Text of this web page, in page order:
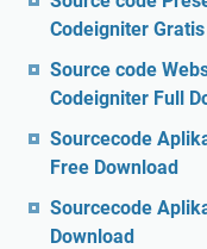
Codeigniter Gratis
Source code
Codeigniter Full
Sourcecode
Free Download
Sourcecode
Download